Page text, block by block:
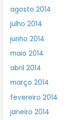
agosto 2014
julho 2014
junho 2014
maio 2014
abril 2014
março 2014
fevereiro 2014
janeiro 2014